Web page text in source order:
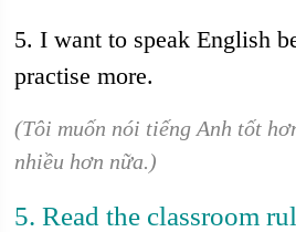
5. I want to speak English
practise more.
(Tôi muốn nói tiếng Anh tốt
nhiều hơn nữa.)
5. Read the classroom